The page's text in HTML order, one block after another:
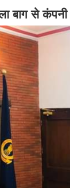
बाग से